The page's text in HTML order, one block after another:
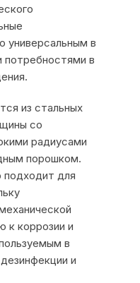
универсальным в
потребностями в
из стальных
со
радиусами
порошком.
для
к коррозии и
в
и